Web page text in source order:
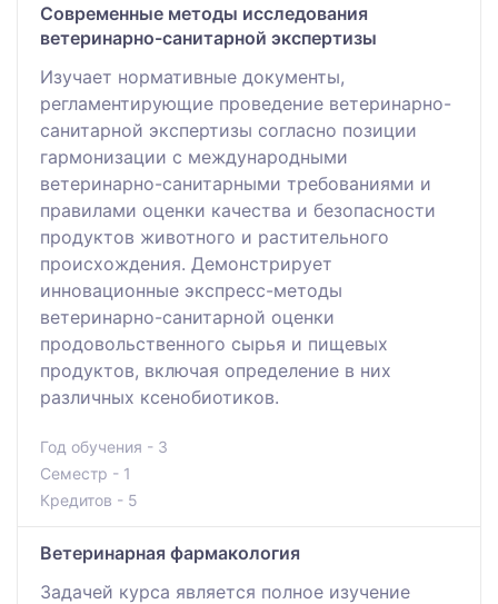
Современные методы исследования
ветеринарно-санитарной экспертизы
Изучает нормативные документы,
регламентирующие проведение ветеринарно-
санитарной экспертизы согласно позиции
гармонизации с международными
ветеринарно-санитарными требованиями и
правилами оценки качества и безопасности
продуктов животного и растительного
происхождения. Демонстрирует
инновационные экспресс-методы
ветеринарно-санитарной оценки
продовольственного сырья и пищевых
продуктов, включая определение в них
различных ксенобиотиков.
Год обучения - 3
Семестр - 1
Кредитов - 5
Ветеринарная фармакология
Задачей курса является полное изучение